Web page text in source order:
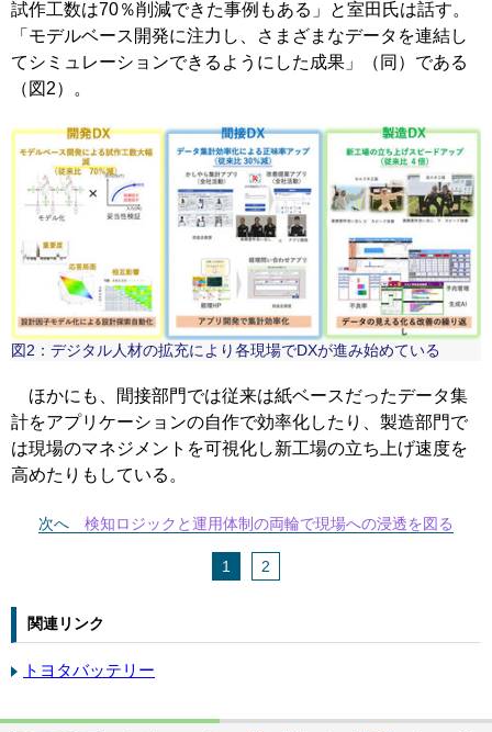
試作工数は70％削減できた事例もある」と室田氏は話す。
「モデルベース開発に注力し、さまざまなデータを連結し
てシミュレーションできるようにした成果」（同）である
（図2）。
図2：デジタル人材の拡充により各現場でDXが進み始めている
ほかにも、間接部門では従来は紙ベースだったデータ集
計をアプリケーションの自作で効率化したり、製造部門で
は現場のマネジメントを可視化し新工場の立ち上げ速度を
高めたりもしている。
次へ 検知ロジックと運用体制の両輪で現場への浸透を図る
1 2
関連リンク
トヨタバッテリー